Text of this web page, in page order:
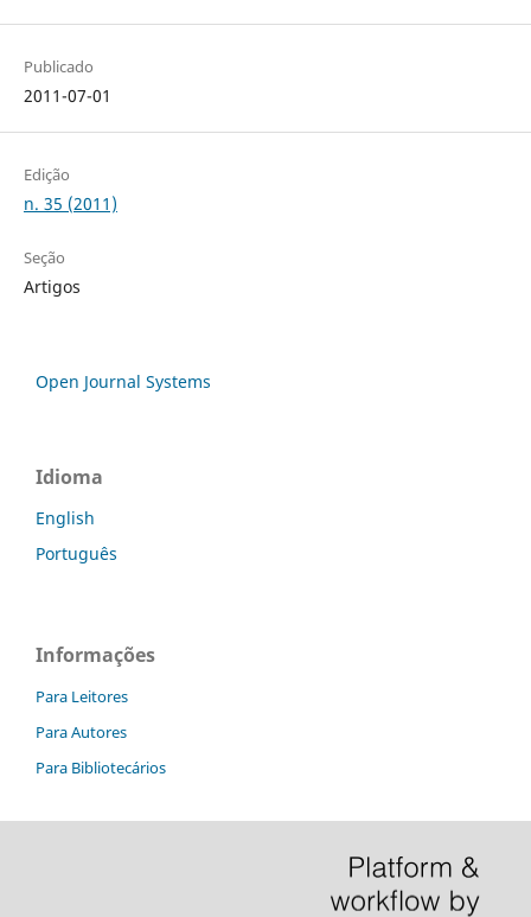
Publicado
2011-07-01
Edição
n. 35 (2011)
Seção
Artigos
Open Journal Systems
Idioma
English
Português
Informações
Para Leitores
Para Autores
Para Bibliotecários